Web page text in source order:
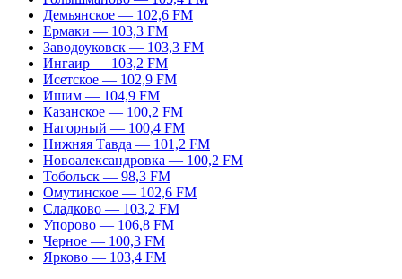
Демьянское — 102,6 FM
Ермаки — 103,3 FM
Заводоуковск — 103,3 FM
Ингаир — 103,2 FM
Исетское — 102,9 FM
Ишим — 104,9 FM
Казанское — 100,2 FM
Нагорный — 100,4 FM
Нижняя Тавда — 101,2 FM
Новоалександровка — 100,2 FM
Тобольск — 98,3 FM
Омутинское — 102,6 FM
Сладково — 103,2 FM
Упорово — 106,8 FM
Черное — 100,3 FM
Ярково — 103,4 FM